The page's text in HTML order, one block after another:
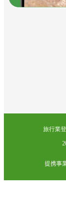
旅行業
提携事